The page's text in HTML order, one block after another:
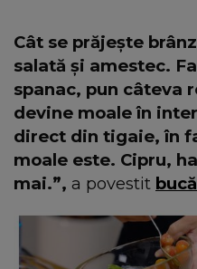
Cât se prăjește
salată și amestec.
spanac, pun câteva
devine moale în
direct din tigaie, în
moale este. Cipru,
mai.”, a povestit